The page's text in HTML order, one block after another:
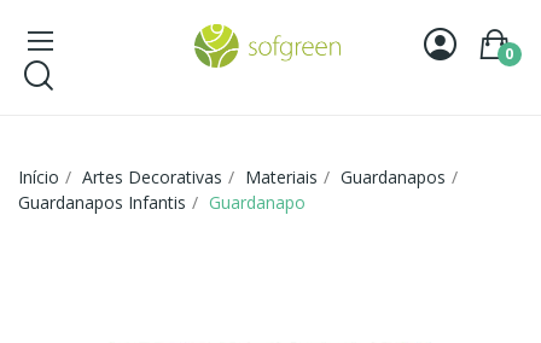
0
Início Artes Decorativas Materiais
Guardanapos
Guardanapos Infantis
Guardanapo